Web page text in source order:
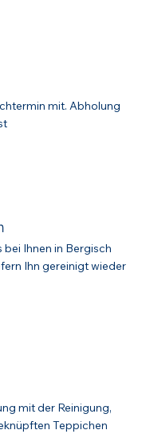
mit. Abholung
Ihnen in Bergisch
Ihn gereinigt wieder
mit der Reinigung,
Teppichen